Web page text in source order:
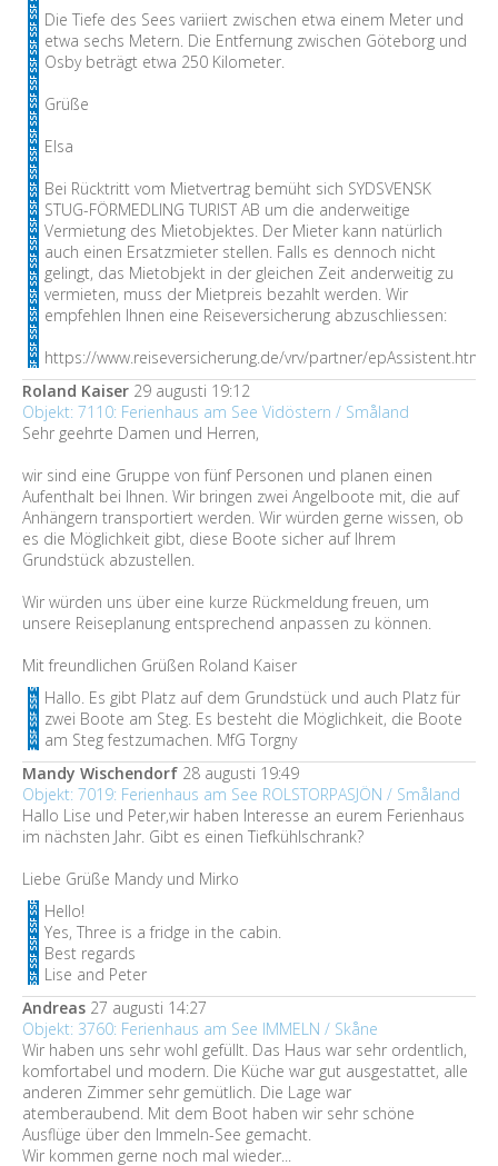
Die Tiefe des Sees variiert zwischen etwa einem Meter und
etwa sechs Metern. Die Entfernung zwischen Göteborg und
Osby beträgt etwa 250 Kilometer.
Grüße
Elsa
Bei Rücktritt vom Mietvertrag bemüht sich SYDSVENSK
STUG-FÖRMEDLING TURIST AB um die anderweitige
Vermietung des Mietobjektes. Der Mieter kann natürlich
auch einen Ersatzmieter stellen. Falls es dennoch nicht
gelingt, das Mietobjekt in der gleichen Zeit anderweitig zu
vermieten, muss der Mietpreis bezahlt werden. Wir
empfehlen Ihnen eine Reiseversicherung abzuschliessen:
https://www.reiseversicherung.de/vrv/partner/
Roland Kaiser 29 augusti 19:12
Objekt: 7110: Ferienhaus am See Vidöstern / Småland
Sehr geehrte Damen und Herren,
wir sind eine Gruppe von fünf Personen und planen einen
Aufenthalt bei Ihnen. Wir bringen zwei Angelboote mit, die auf
Anhängern transportiert werden. Wir würden gerne wissen, ob
es die Möglichkeit gibt, diese Boote sicher auf Ihrem
Grundstück abzustellen.
Wir würden uns über eine kurze Rückmeldung freuen, um
unsere Reiseplanung entsprechend anpassen zu können.
Mit freundlichen Grüßen Roland Kaiser
Hallo. Es gibt Platz auf dem Grundstück und auch Platz für
zwei Boote am Steg. Es besteht die Möglichkeit, die Boote
am Steg festzumachen. MfG Torgny
Mandy Wischendorf 28 augusti 19:49
Objekt: 7019: Ferienhaus am See ROLSTORPASJÖN / Småland
Hallo Lise und Peter,wir haben Interesse an eurem Ferienhaus
im nächsten Jahr. Gibt es einen Tiefkühlschrank?
Liebe Grüße Mandy und Mirko
Hello!
Yes, Three is a fridge in the cabin.
Best regards
Lise and Peter
Andreas 27 augusti 14:27
Objekt: 3760: Ferienhaus am See IMMELN / Skåne
Wir haben uns sehr wohl gefüllt. Das Haus war sehr ordentlich,
komfortabel und modern. Die Küche war gut ausgestattet, alle
anderen Zimmer sehr gemütlich. Die Lage war
atemberaubend. Mit dem Boot haben wir sehr schöne
Ausflüge über den Immeln-See gemacht.
Wir kommen gerne noch mal wieder...